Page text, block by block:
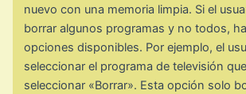
nuevo con una memoria limpia. Si el
borrar algunos programas y no todos,
opciones disponibles. Por ejemplo, el
seleccionar el programa de televisión
seleccionar «Borrar». Esta opción solo